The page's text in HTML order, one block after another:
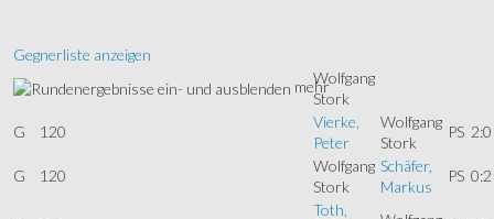
Gegnerliste anzeigen
mehrWolfgang
Stork
G
120
Vierke,
Peter
Wolfgang
Stork
PS 2:0
G 120
Wolfgang
Stork
Schäfer,
Markus
PS 0:2
Toth,